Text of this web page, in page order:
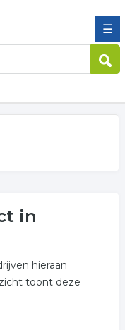
☰
in
hieraan
toont deze